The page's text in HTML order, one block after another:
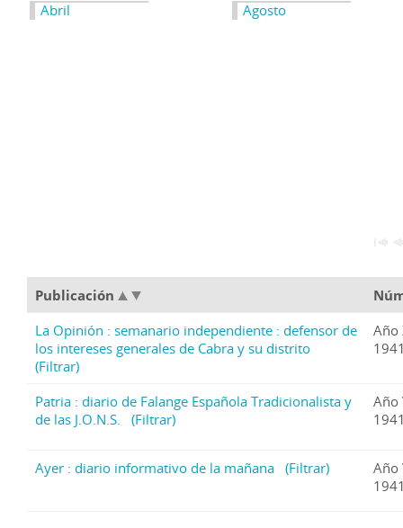
Abril
Agosto
Publicación
La Opinión : semanario independiente : defensor de
los intereses generales de Cabra y su distrito
(Filtrar)
Año
Patria : diario de Falange Española Tradicionalista y
de las J.O.N.S.
(Filtrar)
Año
Ayer : diario informativo de la mañana (Filtrar)
Año